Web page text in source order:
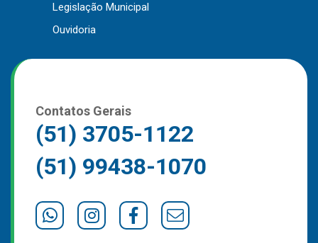
Contato
Legislação Municipal
Ouvidoria
Contatos Gerais
(51) 3705-1122
(51) 99438-1070